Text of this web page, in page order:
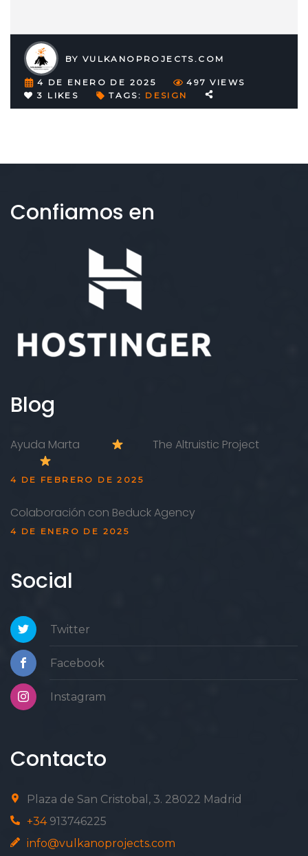
BY VULKANOPROJECTS.COM
4 DE ENERO DE 2025 497 VIEWS
3 LIKES TAGS: DESIGN
Confiamos en
Blog
Ayuda Marta The Altruistic Project
4 DE FEBRERO DE 2025
Colaboración con Beduck Agency
4 DE ENERO DE 2025
Social
Twitter
Facebook
Instagram
Contacto
Plaza de San Cristobal, 3. 28022 Madrid
+34913746225
info@vulkanoprojects.com